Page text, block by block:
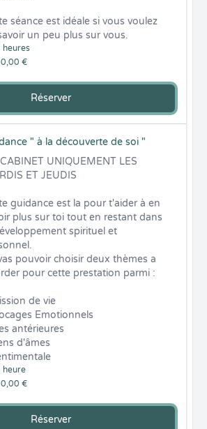
heures
€
séance est idéale si vous voulez
un peu plus sur vous.
Réserver
" à la découverte de soi "
heure
€
UNIQUEMENT LES
ET JEUDIS
guidance est la pour t'aider à en
plus sur toi tout en restant dans
spirituel et
pouvoir choisir deux thèmes a
pour cette prestation parmi :
de vie
Emotionnels
antérieures
d'âmes
Réserver